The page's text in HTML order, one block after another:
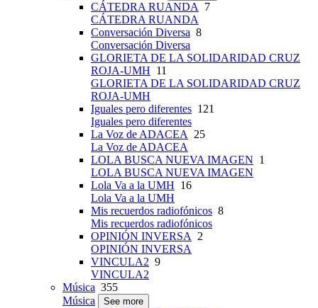
CÁTEDRA RUANDA
7
CÁTEDRA RUANDA
Conversación Diversa 8
Conversación Diversa
GLORIETA DE LA SOLIDARIDAD CRUZ
ROJA-UMH 11
GLORIETA DE LA SOLIDARIDAD CRUZ
ROJA-UMH
Iguales pero diferentes 121
Iguales pero diferentes
La Voz de ADACEA
25
La Voz de ADACEA
LOLA BUSCA NUEVA IMAGEN 1
LOLA BUSCA NUEVA IMAGEN
Lola Va a la UMH 16
Lola Va a la UMH
Mis recuerdos radiofónicos 8
Mis recuerdos radiofónicos
OPINIÓN INVERSA
2
OPINIÓN INVERSA
VINCULA2 9
VINCULA2
Música 355
Música
See more